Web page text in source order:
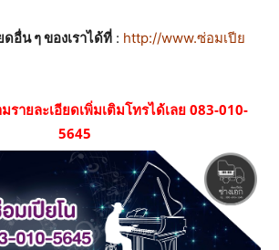
อื่น ๆ ของเราได้ที่ : http://www.ซ่อมเปีย
ายละเอียดเพิ่มเติมโทรได้เลย 083-010-
5645